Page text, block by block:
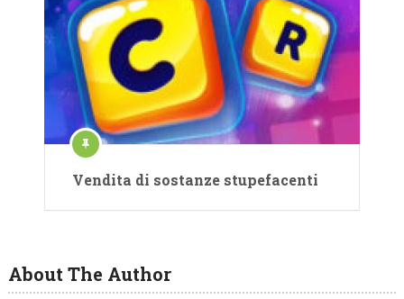
Vendita di sostanze stupefacenti
About The Author